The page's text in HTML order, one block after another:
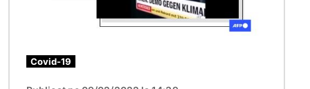
Covid-19